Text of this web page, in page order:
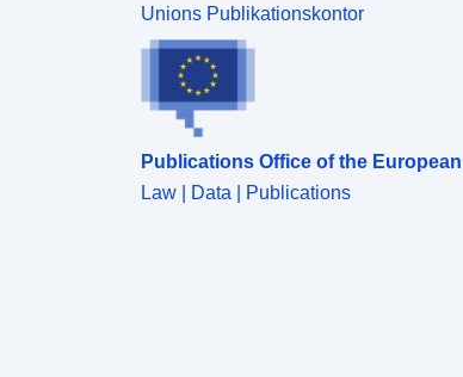
Unions Publikationskontor
Publications Office of the
Law | Data | Publications